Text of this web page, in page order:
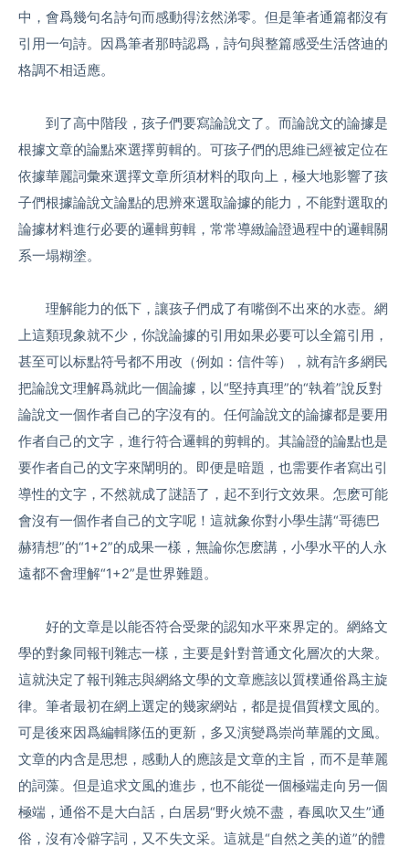
中，會爲幾句名詩句而感動得泫然涕零。但是筆者通篇都沒有
引用一句詩。因爲筆者那時認爲，詩句與整篇感受生活啓迪的
格調不相适應。
到了高中階段，孩子們要寫論說文了。而論說文的論據是
根據文章的論點來選擇剪輯的。可孩子們的思維已經被定位在
依據華麗詞彙來選擇文章所須材料的取向上，極大地影響了孩
子們根據論說文論點的思辨來選取論據的能力，不能對選取的
論據材料進行必要的邏輯剪輯，常常導緻論證過程中的邏輯關
系一塌糊塗。
理解能力的低下，讓孩子們成了有嘴倒不出來的水壺。網
上這類現象就不少，你說論據的引用如果必要可以全篇引用，
甚至可以标點符号都不用改（例如：信件等），就有許多網民
把論說文理解爲就此一個論據，以“堅持真理”的“執着”說反對
論說文一個作者自己的字沒有的。任何論說文的論據都是要用
作者自己的文字，進行符合邏輯的剪輯的。其論證的論點也是
要作者自己的文字來闡明的。即便是暗題，也需要作者寫出引
導性的文字，不然就成了謎語了，起不到行文效果。怎麽可能
會沒有一個作者自己的文字呢！這就象你對小學生講“哥德巴
赫猜想”的“1+2”的成果一樣，無論你怎麽講，小學水平的人永
遠都不會理解“1+2”是世界難題。
好的文章是以能否符合受衆的認知水平來界定的。網絡文
學的對象同報刊雜志一樣，主要是針對普通文化層次的大衆。
這就決定了報刊雜志與網絡文學的文章應該以質樸通俗爲主旋
律。筆者最初在網上選定的幾家網站，都是提倡質樸文風的。
可是後來因爲編輯隊伍的更新，多又演變爲崇尚華麗的文風。
文章的内含是思想，感動人的應該是文章的主旨，而不是華麗
的詞藻。但是追求文風的進步，也不能從一個極端走向另一個
極端，通俗不是大白話，白居易“野火燒不盡，春風吹又生”通
俗，沒有冷僻字詞，又不失文采。這就是“自然之美的道”的體